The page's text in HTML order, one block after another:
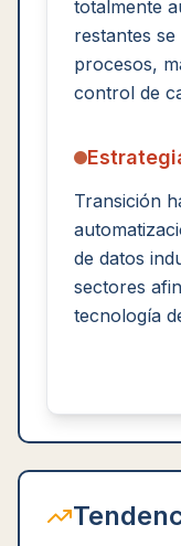
totalmente
restantes
procesos,
control de
Transición
de datos
sectores
tecnología